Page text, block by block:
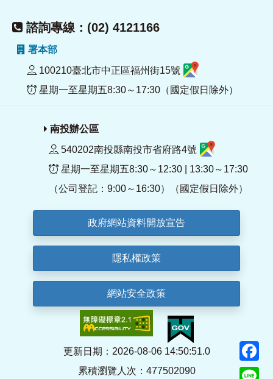
諮詢專線：(02) 4121166
署本部
100210臺北市中正區福州街15號
星期一至星期五8:30～17:30（國定假日除外）
南投辦公區
540202南投縣南投市省府路4號
星期一至星期五8:30～12:30 | 13:30～17:30
（公司登記：9:00～16:30）（國定假日除外）
政府網站資料開放宣告
隱私權政策
網站安全政策
更新日期：2026-08-06 14:50:51.0
累積瀏覽人次：477502090